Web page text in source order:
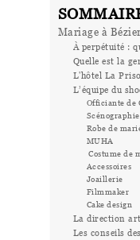
Mariage à
À perpétuité :
Quelle est la
L'hôtel La
L’équipe du
Officiante de
Robe de
MUHA
Costume de
Accessoires
Joaillerie
Filmmaker
Cake design
La direction
Les conseils